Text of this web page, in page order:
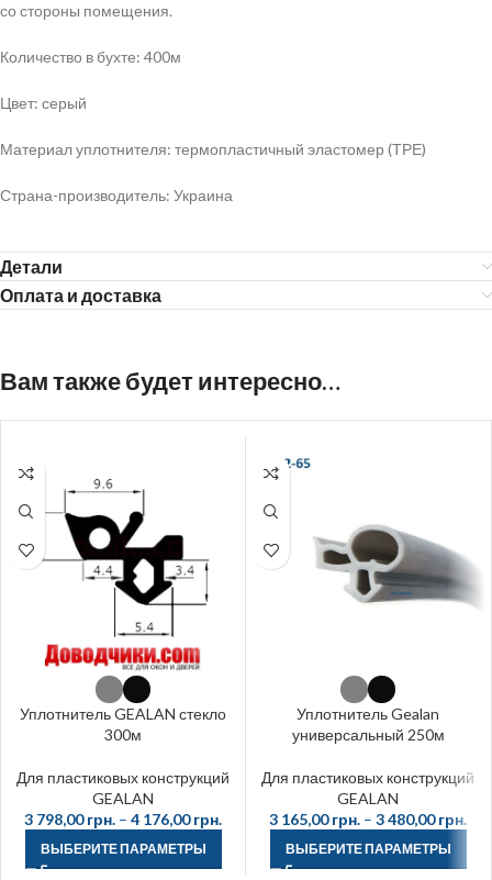
со стороны помещения.
Количество в бухте: 400м
Цвет: серый
Материал уплотнителя: термопластичный эластомер (ТРЕ)
Страна-производитель: Украина
Детали
Оплата и доставка
Вам также будет интересно…
Уплотнитель GEALAN стекло
300м
Для пластиковых конструкций
GEALAN
3 798,00грн. – 4 176,00грн.
ВЫБЕРИТЕ ПАРАМЕТРЫ
Уплотнитель Gealan
универсальный 250м
Для пластиковых конструкций
GEALAN
3 165,00грн. – 3 480,00грн.
ВЫБЕРИТЕ ПАРАМЕТРЫ